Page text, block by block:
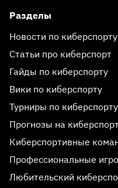
Разделы
Новости по киберспорту
Статьи про киберспорт
Гайды по киберспорту
Вики по киберспорту
Турниры по киберспорту
Прогнозы на
Киберспортивные
Профессиональные
Любительский